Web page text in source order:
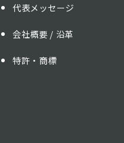
代表メッセージ
会社概要 / 沿革
特許・商標